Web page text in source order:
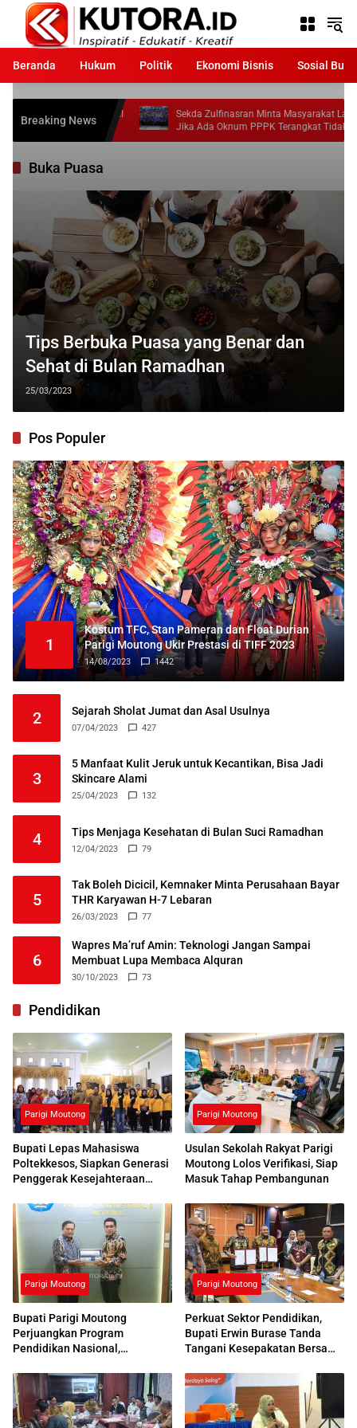
Langsung
konten
Beranda
Hukum Politik Ekonomi Bisnis Sosial
Breaking News
Juara III
Sekda Zulfinasran Minta Masyarakat Laporkan
Jika Ada Oknum PPPK Terangkat Tidak Sesuai
Ketentuan
Buka Puasa
Tips Berbuka Puasa yang Benar dan
Sehat di Bulan Ramadhan
25/03/2023
Pos Populer
1
Kostum TFC, Stan Pameran dan Float Durian
Parigi Moutong Ukir Prestasi di TIFF 2023
14/08/2023 1442
2 Sejarah Sholat Jumat dan Asal Usulnya
07/04/2023 427
3
5 Manfaat Kulit Jeruk untuk Kecantikan, Bisa Jadi
Skincare Alami
25/04/2023 132
4 Tips Menjaga Kesehatan di Bulan Suci Ramadhan
12/04/2023 79
5
Tak Boleh Dicicil, Kemnaker Minta Perusahaan Bayar
THR Karyawan H-7 Lebaran
26/03/2023 77
6
Wapres Ma’ruf Amin: Teknologi Jangan Sampai
Membuat Lupa Membaca Alquran
30/10/2023 73
Pendidikan
Parigi Moutong
Bupati Lepas Mahasiswa
Poltekkesos, Siapkan Generasi
Penggerak Kesejahteraan
Parigi Moutong
Usulan Sekolah Rakyat Parigi
Moutong Lolos Verifikasi, Siap
Masuk Tahap Pembangunan
Parigi Moutong
Bupati Parigi Moutong
Perjuangkan Program
Pendidikan Nasional,
Respons Positif
Parigi Moutong
Perkuat Sektor Pendidikan,
Bupati Erwin Burase Tanda
Tangani Kesepakatan Bersama